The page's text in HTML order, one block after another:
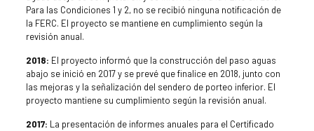
Para las Condiciones 1 y 2, no se recibió ninguna notificación de
la FERC. El proyecto se mantiene en cumplimiento según la
revisión anual.
2018: El proyecto informó que la construcción del paso aguas
abajo se inició en 2017 y se prevé que finalice en 2018, junto con
las mejoras y la señalización del sendero de porteo inferior. El
proyecto mantiene su cumplimiento según la revisión anual.
2017: La presentación de informes anuales para el Certificado